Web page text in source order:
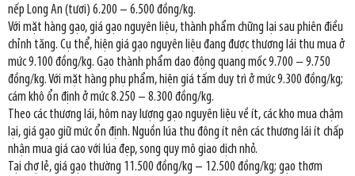
nếp Long An (tươi) 6.200 – 6.500 đồng/kg.
Với mặt hàng gạo, giá gạo nguyên liệu, thành phẩm chững lại sau phiên điều
chỉnh tăng. Cụ thể, hiện giá gạo nguyên liệu đang được thương lái thu mua ở
mức 9.100 đồng/kg. Gạo thành phẩm dao động quang mốc 9.700 – 9.750
đồng/kg. Với mặt hàng phụ phẩm, hiện giá tấm duy trì ở mức 9.300 đồng/kg;
cám khô ổn định ở mức 8.250 – 8.300 đồng/kg.
Theo các thương lái, hôm nay lượng gạo nguyên liệu về ít, các kho mua chậm
lại, giá gạo giữ mức ổn định. Nguồn lúa thu đông ít nên các thương lái ít chấp
nhận mua giá cao với lúa đẹp, song quy mô giao dịch nhỏ.
Tại chợ lẻ, giá gạo thường 11.500 đồng/kg – 12.500 đồng/kg; gạo thơm